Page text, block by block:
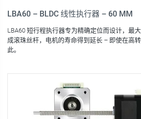
LBA60 – BLDC 线性执行器 – 60 MM
LBA60 短行程执行器专为精确定位而设计，最
成滚珠丝杆，电机的寿命得到延长 – 即使在高
此。